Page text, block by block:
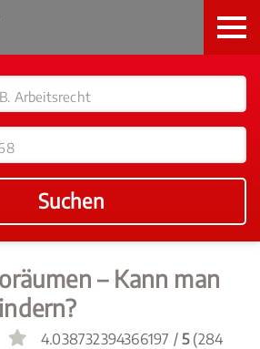
Arbeitsrecht
Suchen
– Kann man
4.038732394366197 /5(284